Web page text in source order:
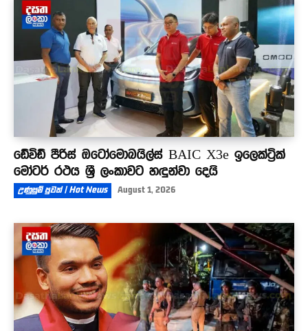
ඩේවිඩ් පීරිස් ඔටෝමොබයිල්ස් BAIC X3e ඉලෙක්ට්‍රික්
මෝටර් රථය ශ්‍රී ලංකාවට හඳුන්වා දෙයි
උණුසුම් පුවත් | Hot News August 1, 2026